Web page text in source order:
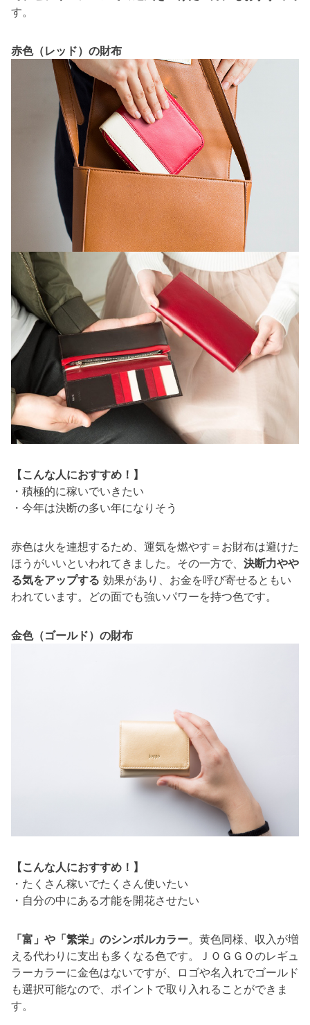
す。
赤色（レッド）の財布
【こんな人におすすめ！】
・積極的に稼いでいきたい
・今年は決断の多い年になりそう
赤色は火を連想するため、運気を燃やす＝お財布は避けた
ほうがいいといわれてきました。その一方で、 決断力やや
る気をアップする 効果があり、お金を呼び寄せるともい
われています。どの面でも強いパワーを持つ色です。
金色（ゴールド）の財布
【こんな人におすすめ！】
・たくさん稼いでたくさん使いたい
・自分の中にある才能を開花させたい
「富」や「繁栄」のシンボルカラー。黄色同様、収入が増
える代わりに支出も多くなる色です。ＪＯＧＧＯのレギュ
ラーカラーに金色はないですが、ロゴや名入れでゴールド
も選択可能なので、ポイントで取り入れることができま
す。